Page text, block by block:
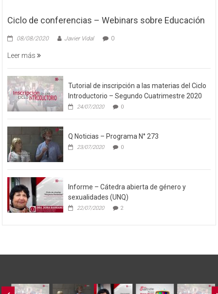
Ciclo de conferencias – Webinars sobre Educación
08/08/2020 Javier Vidal 0
Leer más
Tutorial de inscripción a las materias del Ciclo
Introductorio – Segundo Cuatrimestre 2020
24/07/2020 0
Q Noticias – Programa N° 273
23/07/2020 0
Informe – Cátedra abierta de género y
sexualidades (UNQ)
22/07/2020 2